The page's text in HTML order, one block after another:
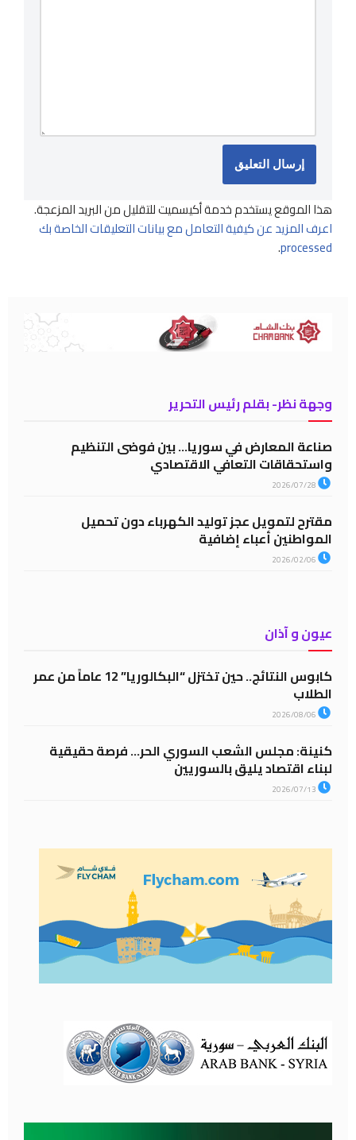
هذا الموقع يستخدم خدمة أكيسميت للتقليل من البريد المزعجة.
اعرف المزيد عن كيفية التعامل مع بيانات التعليقات الخاصة بك
processed
.
وجهة نظر- بقلم رئيس التحرير
صناعة المعارض في سوريا… بين فوضى التنظيم
واستحقاقات التعافي الاقتصادي
مقترح لتمويل عجز توليد الكهرباء دون تحميل
المواطنين أعباء إضافية
عيون و آذان
كابوس النتائج.. حين تختزل “البكالوريا” 12 عاماً من عمر
الطلاب
كنينة: مجلس الشعب السوري الحر… فرصة حقيقية
لبناء اقتصاد يليق بالسوريين